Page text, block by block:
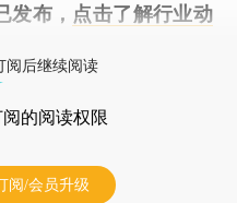
发布， 点击了解行业动
阅后继续阅读
的阅读权限
阅/会员升级